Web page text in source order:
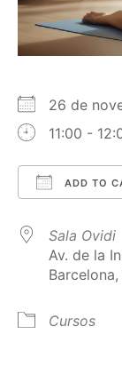
26 de
11:00 -
ADD TO
Sala Ovidi
Av. de la
Cursos